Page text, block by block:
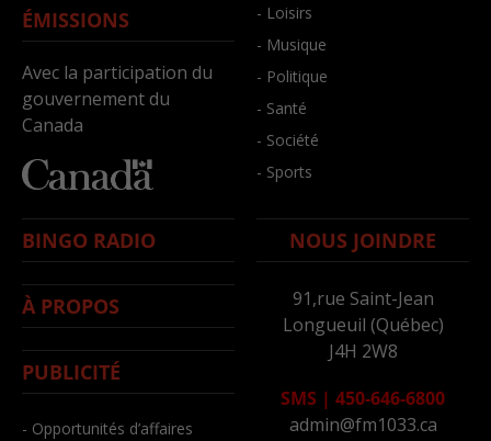
ÉMISSIONS
Avec la participation du
gouvernement du
Canada
- Loisirs
- Musique
- Politique
- Santé
- Société
- Sports
BINGO RADIO
À PROPOS
PUBLICITÉ
- Opportunités d’affaires
NOUS JOINDRE
91,rue Saint-Jean
Longueuil (Québec)
J4H 2W8
SMS | 450-646-6800
admin@fm1033.ca